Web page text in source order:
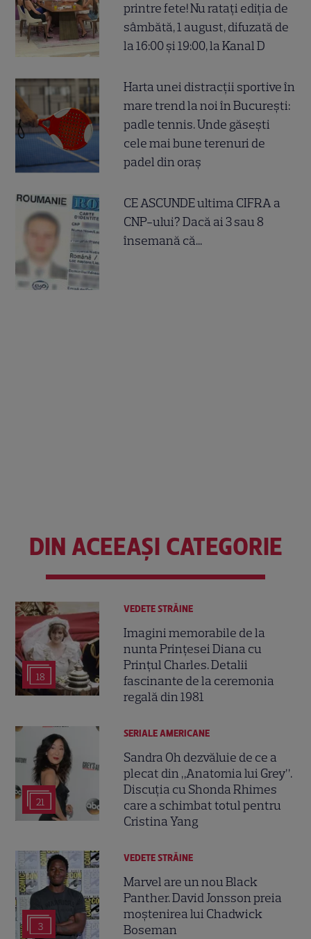
printre fete! Nu ratați ediția de
sâmbătă, 1 august, difuzată de
la 16:00 și 19:00, la Kanal D
Harta unei distracții sportive în
mare trend la noi în București:
padle tennis. Unde găsești
cele mai bune terenuri de
padel din oraș
CE ASCUNDE ultima CIFRA a
CNP-ului? Dacă ai 3 sau 8
însemană că...
DIN ACEEAȘI CATEGORIE
18
VEDETE STRĂINE
Imagini memorabile de la
nunta Prințesei Diana cu
Prințul Charles. Detalii
fascinante de la ceremonia
regală din 1981
21
SERIALE AMERICANE
Sandra Oh dezvăluie de ce a
plecat din „Anatomia lui Grey”.
Discuția cu Shonda Rhimes
care a schimbat totul pentru
Cristina Yang
3
VEDETE STRĂINE
Marvel are un nou Black
Panther. David Jonsson preia
moștenirea lui Chadwick
Boseman